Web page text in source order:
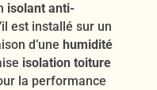
isolant anti-
est installé sur un
d’une humidité
isolation toiture
la performance